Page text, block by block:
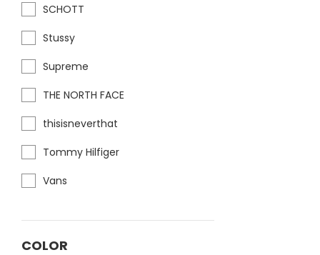
SCHOTT
Stussy
Supreme
THE NORTH FACE
thisisneverthat
Tommy Hilfiger
Vans
COLOR